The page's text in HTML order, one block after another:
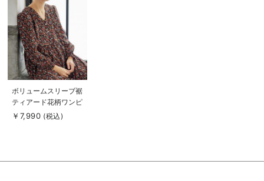
る
商
品
詳
細
を
ボリュームスリーブ裾
ティアード花柄ワンピ
ース マタニティ・授
￥7,990 (税込)